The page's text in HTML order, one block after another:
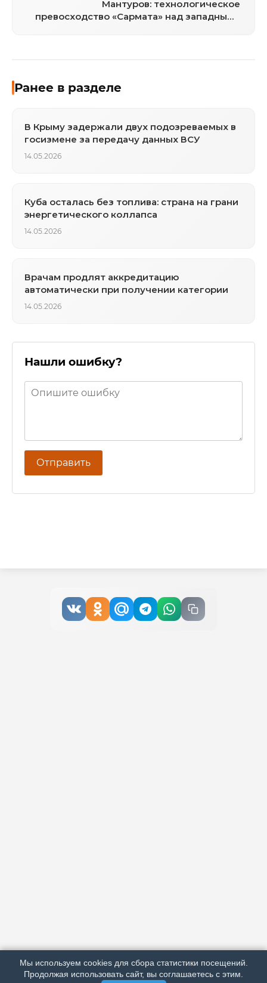
РЕКЛАМА У НАС
МЫ В СОЦСЕТЯХ
Мантуров: технологическое
превосходство «Сармата» над западными
Ранее в разделе
В Крыму задержали двух подозреваемых в
госизмене за передачу данных ВСУ
14.05.2026
Куба осталась без топлива: страна на грани
энергетического коллапса
14.05.2026
Врачам продлят аккредитацию
автоматически при получении категории
14.05.2026
Нашли ошибку?
Отправить
Мы используем cookies для сбора статистики посещений.
Продолжая использовать сайт, вы соглашаетесь с этим.